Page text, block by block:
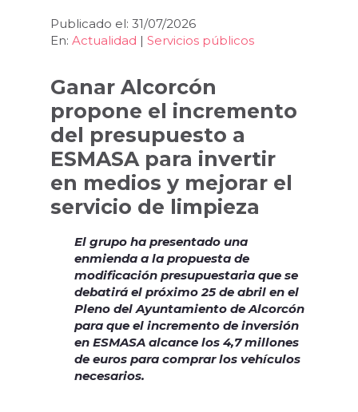
Publicado el: 31/07/2026
En: Actualidad | Servicios públicos
Ganar Alcorcón
propone el incremento
del presupuesto a
ESMASA para invertir
en medios y mejorar el
servicio de limpieza
El grupo ha presentado una
enmienda a la propuesta de
modificación presupuestaria que se
debatirá el próximo 25 de abril en el
Pleno del Ayuntamiento de Alcorcón
para que el incremento de inversión
en ESMASA alcance los 4,7 millones
de euros para comprar los vehículos
necesarios.